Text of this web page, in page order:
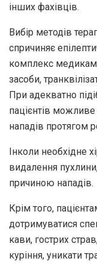
інших фахівців.
Вибір методів
спричиняє
комплекс
засоби,
При адекватно
пацієнтів можливе
нападів протягом
Інколи необхідне
видалення
причиною нападів.
Крім того,
дотримуватися
кави, гострих
куріння, уникати